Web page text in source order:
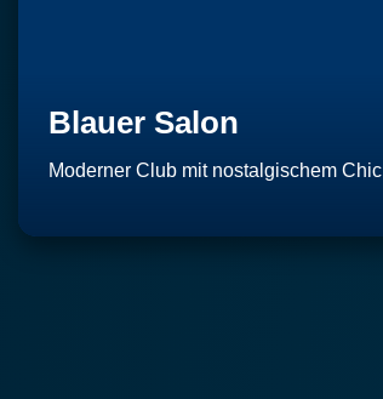
Blauer Salon
Moderner Club mit nostalgischem Chic